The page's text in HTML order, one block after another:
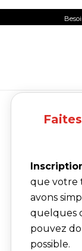
que votre
avons
quelques
pouvez
possible.